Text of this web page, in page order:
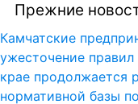
Прежние
Камчатские
ужесточение
крае продолжается
нормативной базы